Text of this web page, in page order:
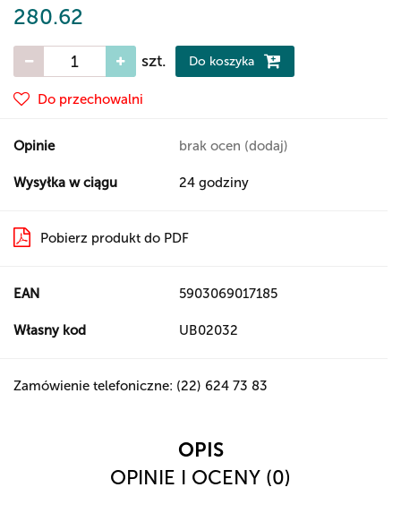
280.62
szt. Do koszyka
Do przechowalni
Opinie brak ocen (dodaj)
Wysyłka w ciągu 24 godziny
Pobierz produkt do PDF
EAN 5903069017185
Własny kod UB02032
Zamówienie telefoniczne: (22) 624 73 83
OPIS
OPINIE I OCENY (0)